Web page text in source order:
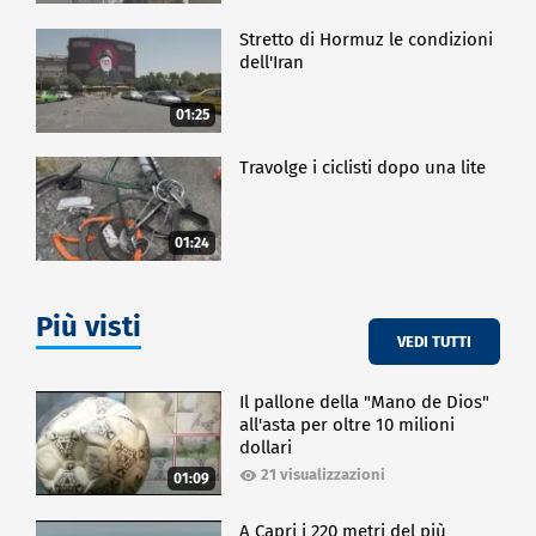
01:25
Stretto di Hormuz le condizioni
dell'Iran
01:24
Travolge i ciclisti dopo una lite
Più visti VEDI TUTTI
01:09
Il pallone della "Mano de Dios"
all'asta per oltre 10 milioni
dollari
21 visualizzazioni
A Capri i 220 metri del più